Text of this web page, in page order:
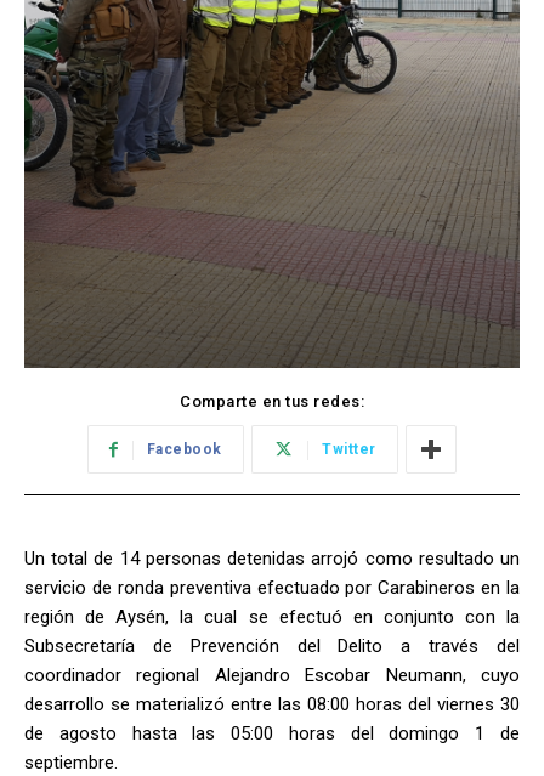
Comparte en tus redes:
Facebook Twitter
Un total de 14 personas detenidas arrojó como resultado un
servicio de ronda preventiva efectuado por Carabineros en la
región de Aysén, la cual se efectuó en conjunto con la
Subsecretaría de Prevención del Delito a través del
coordinador regional Alejandro Escobar Neumann, cuyo
desarrollo se materializó entre las 08:00 horas del viernes 30
de agosto hasta las 05:00 horas del domingo 1 de
septiembre.